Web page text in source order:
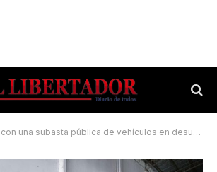
una subasta pública de vehículos en desuso